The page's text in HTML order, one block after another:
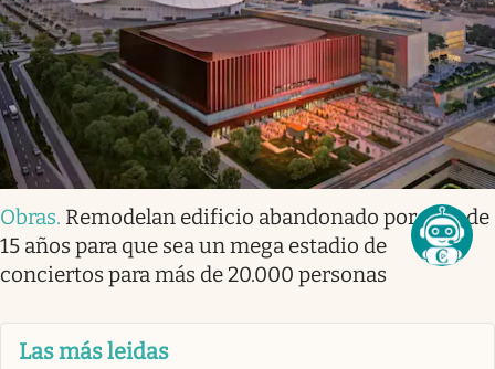
Obras. Remodelan edificio abandonado por más de
15 años para que sea un mega estadio de
conciertos para más de 20.000 personas
Las más leidas